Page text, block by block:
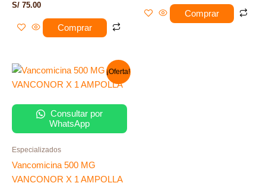
S/ 75.00
Comprar
Comprar
¡Oferta!
Consultar por
WhatsApp
Especializados
Vancomicina 500 MG
VANCONOR X 1 AMPOLLA
El
original
El
actual